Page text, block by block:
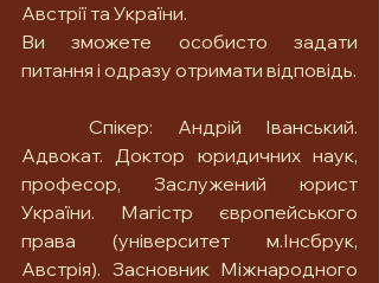
Австрії та України.
Ви зможете особисто задати
	Спікер: Андрій Іванський.
Адвокат. Доктор юридичних наук,
професор, Заслужений юрист
України. Магістр європейського
права (університет м.Інсбрук,
Австрія). Засновник Міжнародного